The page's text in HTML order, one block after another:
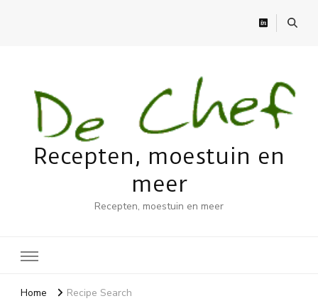
Recepten, moestuin en
meer
Recepten, moestuin en meer
Home Recipe Search